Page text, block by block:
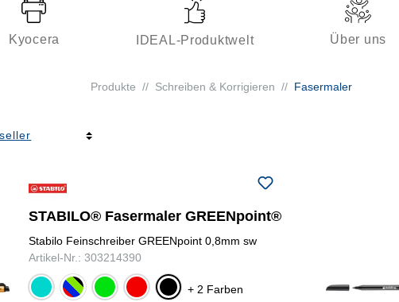
Kyocera IDEAL-Produktwelt Über uns
Produkte // Schreiben & Korrigieren // Fasermaler
STABILO® Fasermaler GREENpoint®
Stabilo Feinschreiber GREENpoint 0,8mm sw
Artikel-Nr.: 303214390
türkis
rot,
blau,
grün,
grün schwarz+ 2 Farben